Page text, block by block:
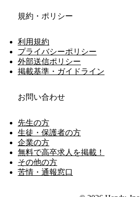
規約・ポリシー
利用規約
プライバシーポリシー
外部送信ポリシー
掲載基準・ガイドライン
お問い合わせ
先生の方
生徒・保護者の方
企業の方
無料で高卒求人を掲載！
その他の方
苦情・通報窓口